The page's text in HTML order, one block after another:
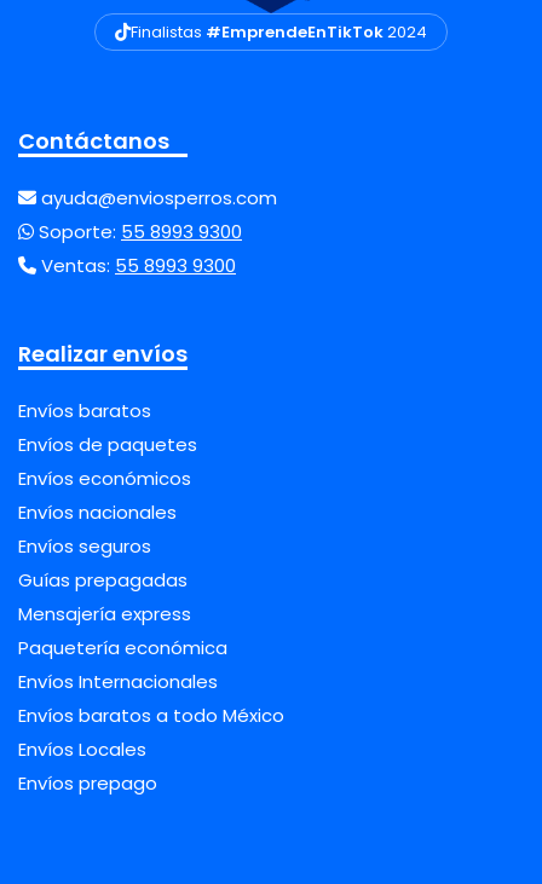
Finalistas #EmprendeEnTikTok2024
Contáctanos
ayuda@enviosperros.com
Soporte: 55 8993 9300
Ventas: 55 8993 9300
Realizar envíos
Envíos baratos
Envíos de paquetes
Envíos económicos
Envíos nacionales
Envíos seguros
Guías prepagadas
Mensajería express
Paquetería económica
Envíos Internacionales
Envíos baratos a todo México
Envíos Locales
Envíos prepago